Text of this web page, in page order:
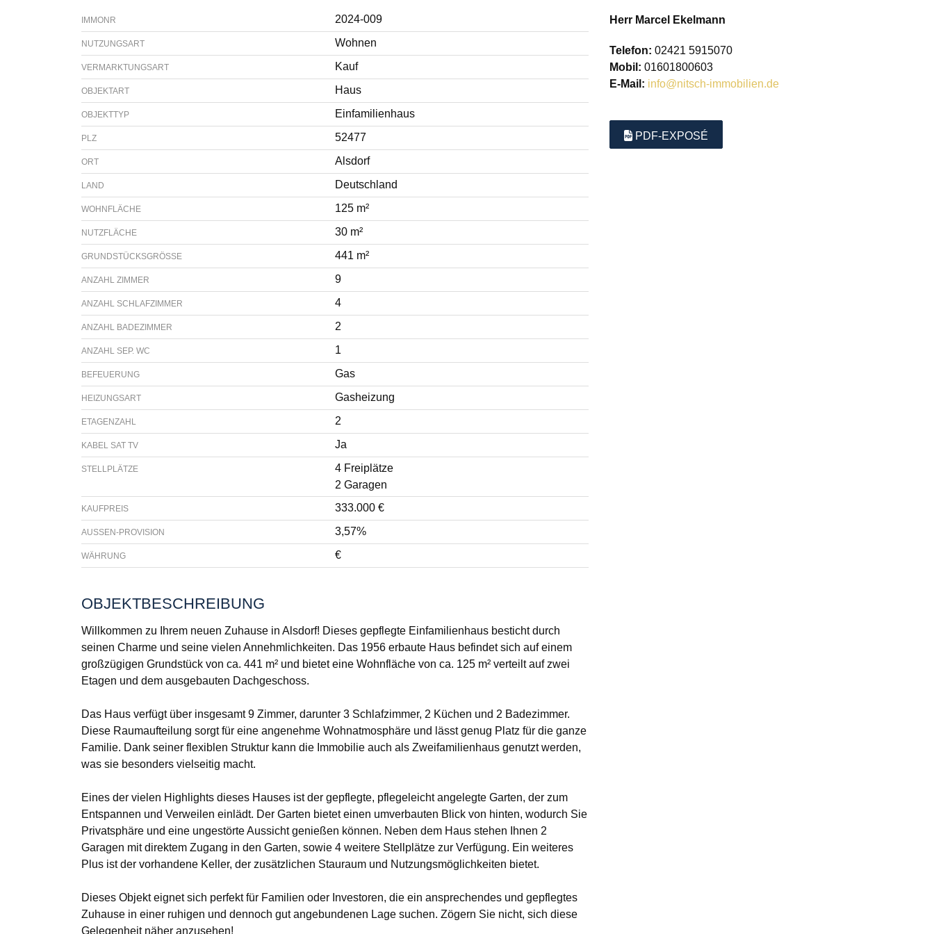
IMMONR 2024-009
NUTZUNGSART Wohnen
VERMARKTUNGSART Kauf
OBJEKTART Haus
OBJEKTTYP Einfamilienhaus
PLZ 52477
ORT Alsdorf
LAND Deutschland
WOHNFLÄCHE 125 m²
NUTZFLÄCHE 30 m²
GRUNDSTÜCKSGRÖSSE 441 m²
ANZAHL ZIMMER 9
ANZAHL SCHLAFZIMMER 4
ANZAHL BADEZIMMER 2
ANZAHL SEP. WC 1
BEFEUERUNG Gas
HEIZUNGSART Gasheizung
ETAGENZAHL 2
KABEL SAT TV Ja
STELLPLÄTZE
4 Freiplätze
2 Garagen
KAUFPREIS 333.000 €
AUSSEN-PROVISION 3,57%
WÄHRUNG €
OBJEKTBESCHREIBUNG
Willkommen zu Ihrem neuen Zuhause in Alsdorf! Dieses gepflegte Einfamilienhaus besticht durch
seinen Charme und seine vielen Annehmlichkeiten. Das 1956 erbaute Haus befindet sich auf einem
großzügigen Grundstück von ca. 441 m² und bietet eine Wohnfläche von ca. 125 m² verteilt auf zwei
Etagen und dem ausgebauten Dachgeschoss.
Das Haus verfügt über insgesamt 9 Zimmer, darunter 3 Schlafzimmer, 2 Küchen und 2 Badezimmer.
Diese Raumaufteilung sorgt für eine angenehme Wohnatmosphäre und lässt genug Platz für die ganze
Familie. Dank seiner flexiblen Struktur kann die Immobilie auch als Zweifamilienhaus genutzt werden,
was sie besonders vielseitig macht.
Eines der vielen Highlights dieses Hauses ist der gepflegte, pflegeleicht angelegte Garten, der zum
Entspannen und Verweilen einlädt. Der Garten bietet einen umverbauten Blick von hinten, wodurch Sie
Privatsphäre und eine ungestörte Aussicht genießen können. Neben dem Haus stehen Ihnen 2
Garagen mit direktem Zugang in den Garten, sowie 4 weitere Stellplätze zur Verfügung. Ein weiteres
Plus ist der vorhandene Keller, der zusätzlichen Stauraum und Nutzungsmöglichkeiten bietet.
Dieses Objekt eignet sich perfekt für Familien oder Investoren, die ein ansprechendes und gepflegtes
Zuhause in einer ruhigen und dennoch gut angebundenen Lage suchen. Zögern Sie nicht, sich diese
Gelegenheit näher anzusehen!
Herr Marcel Ekelmann
Telefon: 02421 5915070
Mobil: 01601800603
E-Mail: info@nitsch-immobilien.de
PDF-EXPOSÉ